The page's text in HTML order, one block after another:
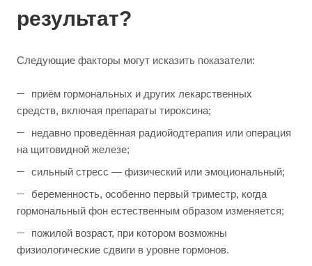
результат?
Следующие факторы могут исказить показатели:
приём гормональных и других лекарственных
средств, включая препараты тироксина;
недавно проведённая радиойодтерапия или операция
на щитовидной железе;
сильный стресс — физический или эмоциональный;
беременность, особенно первый триместр, когда
гормональный фон естественным образом изменяется;
пожилой возраст, при котором возможны
физиологические сдвиги в уровне гормонов.